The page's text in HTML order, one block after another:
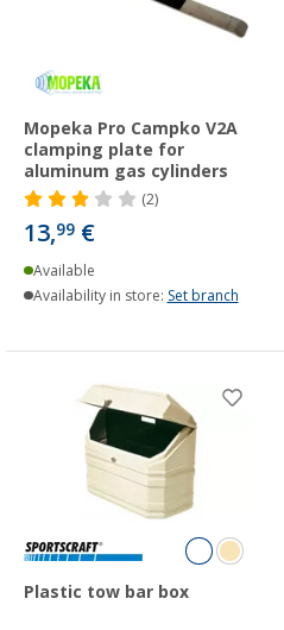
Mopeka Pro Campko V2A
clamping plate for
aluminum gas cylinders
(2)
13,99 €
Available
Availability in store: Set branch
Plastic tow bar box